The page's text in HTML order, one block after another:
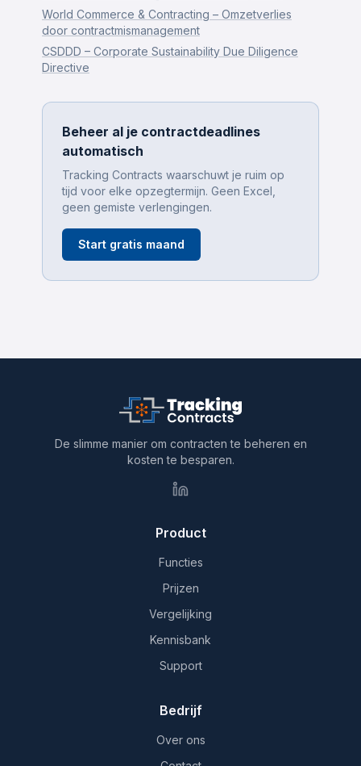
World Commerce & Contracting – Omzetverlies
door contractmismanagement
CSDDD – Corporate Sustainability Due Diligence
Directive
Beheer al je contractdeadlines
automatisch
Tracking Contracts waarschuwt je ruim op
tijd voor elke opzegtermijn. Geen Excel,
geen gemiste verlengingen.
Start gratis maand
De slimme manier om contracten te beheren en
kosten te besparen.
Product
Functies
Prijzen
Vergelijking
Kennisbank
Support
Bedrijf
Over ons